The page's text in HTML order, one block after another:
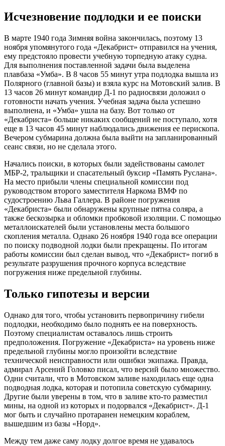
Исчезновение подлодки и ее поиски
В марте 1940 года Зимняя война закончилась, поэтому 13
ноября упомянутого года «Декабрист» отправился на учения,
ему предстояло провести учебную торпедную атаку судна.
Для выполнения поставленной задачи была выделена
плавбаза «Умба». В 8 часов 55 минут утра подлодка вышла из
Полярного (главной базы) и взяла курс на Мотовский залив. В
13 часов 26 минут командир Д-1 по радиосвязи доложил о
готовности начать учения. Учебная задача была успешно
выполнена, и «Умба» ушла на базу. Вот только от
«Декабриста» больше никаких сообщений не поступало, хотя
еще в 13 часов 45 минут наблюдались движения ее перископа.
Вечером субмарина должна была выйти на запланированный
сеанс связи, но не сделала этого.
Начались поиски, в которых были задействованы самолет
МБР-2, тральщики и спасательный буксир «Память Руслана».
На место прибыли члены специальной комиссии под
руководством второго заместителя Наркома ВМФ по
судостроению Льва Галлера. В районе погружения
«Декабриста» были обнаружены крупные пятна соляра, а
также бескозырка и обломки пробковой изоляции. С помощью
металлоискателей были установлены места большого
скопления металла. Однако 26 ноября 1940 года все операции
по поиску подводной лодки были прекращены. По итогам
работы комиссии был сделан вывод, что «Декабрист» погиб в
результате разрушения прочного корпуса вследствие
погружения ниже предельной глубины.
Только гипотезы и версии
Однако для того, чтобы установить первопричину гибели
подлодки, необходимо было поднять ее на поверхность.
Поэтому специалистам оставалось лишь строить
предположения. Погружение «Декабриста» на уровень ниже
предельной глубины могло произойти вследствие
технической неисправности или ошибки экипажа. Правда,
адмирал Арсений Головко писал, что версий было множество.
Одни считали, что в Мотовском заливе находилась еще одна
подводная лодка, которая и потопила советскую субмарину.
Другие были уверены в том, что в заливе кто-то разместил
мины, на одной из которых и подорвался «Декабрист». Д-1
мог быть и случайно протаранен немецким кораблем,
вышедшим из базы «Норд».
Между тем даже саму лодку долгое время не удавалось